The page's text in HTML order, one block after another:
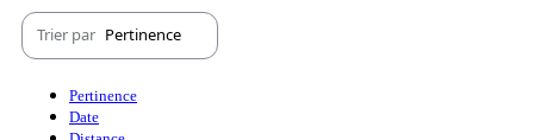
Trier par Pertinence
Pertinence
Date